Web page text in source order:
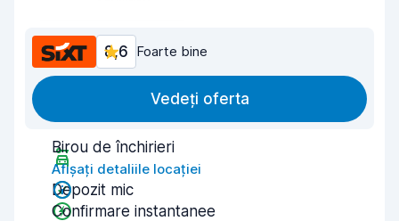
8,6 Foarte bine
Vedeți oferta
Birou de închirieri
Afișați detaliile locației
Depozit mic
Confirmare instantanee